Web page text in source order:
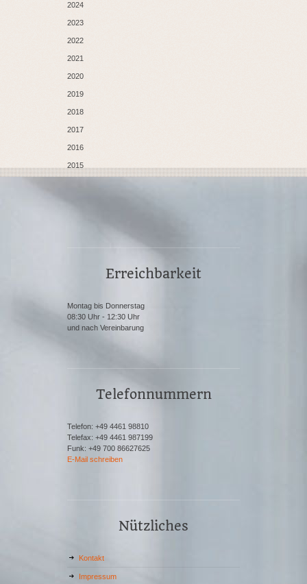
2024
2023
2022
2021
2020
2019
2018
2017
2016
2015
Erreichbarkeit
Montag bis Donnerstag
08:30 Uhr - 12:30 Uhr
und nach Vereinbarung
Telefonnummern
Telefon: +49 4461 98810
Telefax: +49 4461 987199
Funk: +49 700 86627625
E-Mail schreiben
Nützliches
Kontakt
Impressum